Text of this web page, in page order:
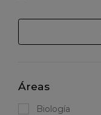
Áreas
Biología